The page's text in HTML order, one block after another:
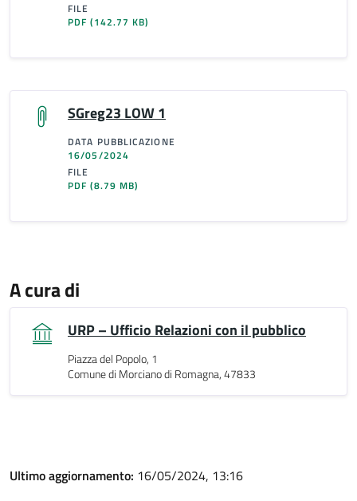
FILE
PDF(142.77 KB)
SGreg23 LOW 1
DATA PUBBLICAZIONE
16/05/2024
FILE
PDF(8.79 MB)
A cura di
URP – Ufficio Relazioni con il pubblico
Piazza del Popolo, 1
Comune di Morciano di Romagna, 47833
Ultimo aggiornamento: 16/05/2024, 13:16